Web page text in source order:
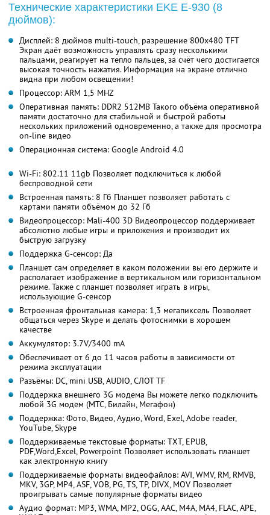
Технические характеристики EKE E-930 (8
дюймов):
Дисплей: 8 дюймов multi-touch, разрешение 800x480 TFT
Экран даёт возможность управлять сразу несколькими
пальцами, реагирует на тепло пальцев, за счёт чего достигается
высокая точность нажатия. Информация на экране отлично
видна при любом освещении!
Процессор: ARM 1,5 MHZ
Оперативная память: DDR2 512MB Такого объёма оперативной
памяти достаточно для стабильной и быстрой работы
нескольких приложений одновременно, а также для просмотра
on-line видео
Операционная система: Google Android 4.0
Wi-Fi: 802.11 11gb Позволяет подключиться к любой
беспроводной сети
Встроенная память: 8 Гб Планшет позволяет работать с
картами памяти объёмом до 32 Гб
Видеопроцессор: Mali-400 3D Видеопроцессор поддерживает
абсолютно любые игры и приложения и производит их
быструю загрузку
Поддержка G-сенсор: Да
Планшет сам определяет в каком положении вы его держите и
располагает изображение в вертикальном или горизонтальном
режиме. Также с планшет позволяет играть в игры,
использующие G-сенсор
Встроенная фронтальная камера: 1,3 мегапиксель Позволяет
общаться через Skype и делать фотоснимки в хорошем
качестве
Аккумулятор: 3.7V/3400 mA
Обеспечивает от 6 до 11 часов работы в зависимости от
режима эксплуатации
Разъёмы: DC, mini USB, AUDIO, СЛОТ TF
Поддержка внешнего 3G модема Вы можете легко подключить
любой 3G модем (МТС, Билайн, Мегафон)
Поддержка: Фото, Видео, Аудио, Word, Exel, Adobe reader,
YouTube, Skype
Поддерживаемые текстовые форматы: TXT, EPUB,
PDF,Word,Excel, Powerpoint Позволяет использовать планшет
как электронную книгу
Поддерживаемые форматы видеофайлов: AVI, WMV, RM, RMVB,
MKV, 3GP, MP4, ASF, VOB, PG, TS, TP, DIVX, MOV Позволяет
проигрывать самые популярные форматы видео
Аудио формат: MP3, WMA, MP2, OGG, AAC, M4A, MA4, FLAC, APE,